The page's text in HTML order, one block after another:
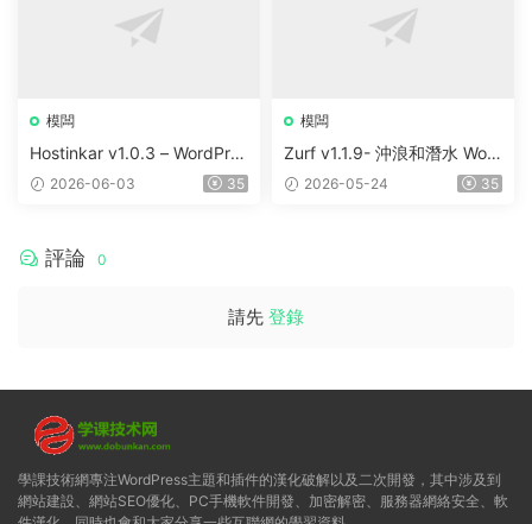
模闆
Hostinkar v1.0.3 – WordPres
s & WHMCS 主題
2026-06-03 35
模闆
Zurf v1.1.9- 沖浪和潛水 Wor
dPress主題
2026-05-24 35
評論 0
請先 登錄
學課技術網專注WordPress主題和插件的漢化破解以及二次開發，其中涉及到
網站建設、網站SEO優化、PC手機軟件開發、加密解密、服務器網絡安全、軟